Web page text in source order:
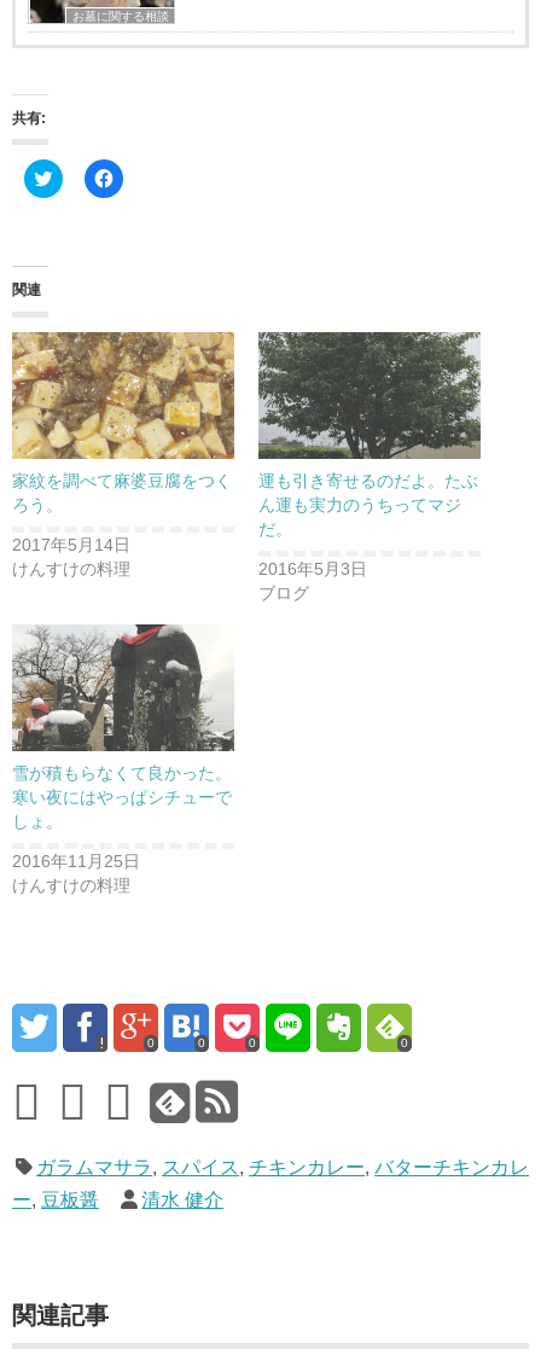
お墓に関する相談
共有:
ク
リ
t
e
r
で
共
有
(
新
し
い
ウ
ド
ウ
で
開
す
)
F
a
有
す
る
に
は
ク
リ
ッ
ク
し
て
さ
い
(
新
ウ
ィ
ン
ド
ウ
で
開
き
ま
す
関連
家紋を調べて麻婆豆腐をつく
ろう。
2017年5月14日
けんすけの料理
運も引き寄せるのだよ。たぶ
ん運も実力のうちってマジ
だ。
2016年5月3日
ブログ
雪が積もらなくて良かった。
寒い夜にはやっぱシチューで
しょ。
2016年11月25日
けんすけの料理
0 0 0 0
ガラムマサラ, スパイス, チキンカレー, バターチキンカレ
ー, 豆板醤 清水 健介
関連記事